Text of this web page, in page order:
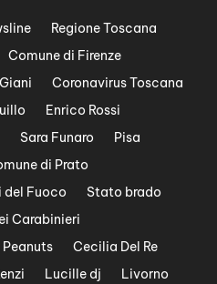
Regione Toscana
Comune di Firenze
Coronavirus Toscana
Enrico Rossi
Sara Funaro
Pisa
di Prato
del Fuoco
Stato brado
Carabinieri
Cecilia Del Re
Lucille dj
Livorno